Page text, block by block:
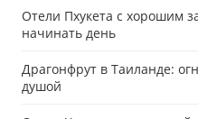
Отели Пхукета с хорошим
начинать день
Драгонфрут в Таиланде:
душой